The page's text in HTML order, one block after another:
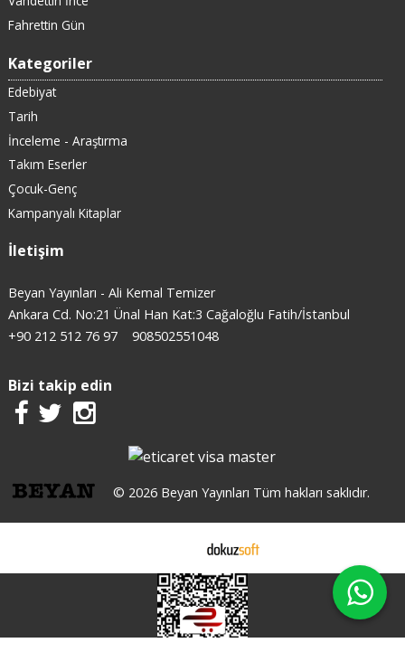
Fahrettin Gün
Kategoriler
Edebiyat
Tarih
İnceleme - Araştırma
Takım Eserler
Çocuk-Genç
Kampanyalı Kitaplar
İletişim
Beyan Yayınları - Ali Kemal Temizer
Ankara Cd. No:21 Ünal Han Kat:3 Cağaloğlu Fatih/İstanbul
+90 212 512 76 97
908502551048
Bizi takip edin
© 2026 Beyan Yayınları Tüm hakları saklıdır.